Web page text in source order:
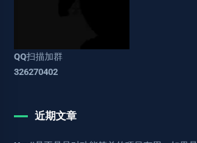
QQ扫描加群
326270402
近期文章